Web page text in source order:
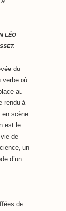
LÉO
du
verbe où
au
rendu à
en scène
est le
de
un
d’un
de